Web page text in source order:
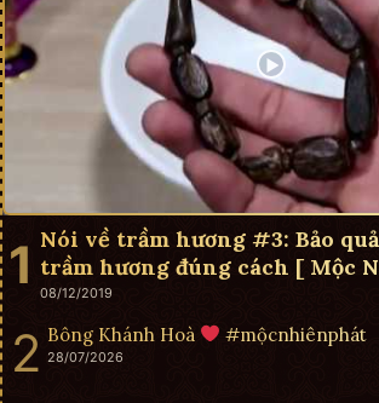
Nói về trầm hương #3: Bảo
trầm hương đúng cách [ Mộc
08/12/2019
Bông Khánh Hoà #mộcnhiênphát
28/07/2026